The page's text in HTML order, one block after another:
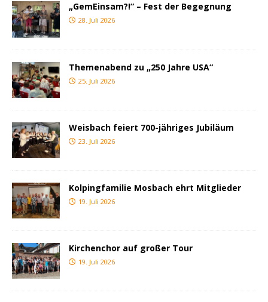
„GemEinsam?!“ – Fest der Begegnung
28. Juli 2026
Themenabend zu „250 Jahre USA“
25. Juli 2026
Weisbach feiert 700-jähriges Jubiläum
23. Juli 2026
Kolpingfamilie Mosbach ehrt Mitglieder
19. Juli 2026
Kirchenchor auf großer Tour
19. Juli 2026